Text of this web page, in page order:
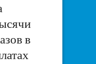
в